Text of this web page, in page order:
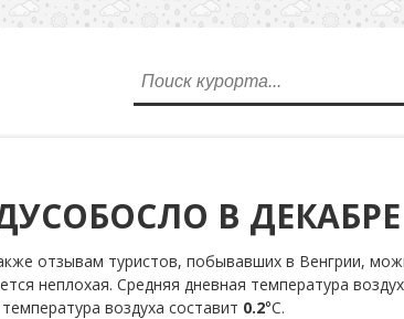
В ДЕКАБРЕ
отзывам туристов, побывавших в Венгрии,
неплохая. Средняя дневная температура
воздуха составит 0.2°С.